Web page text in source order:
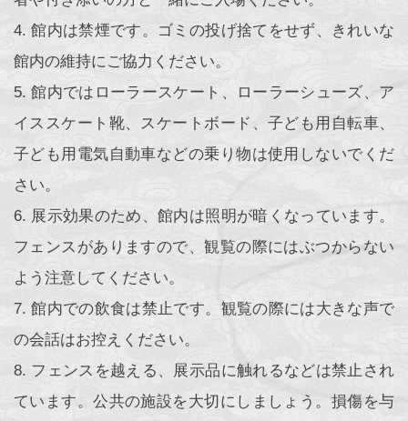
4. 館内は禁煙です。ゴミの投げ捨てをせず、きれいな
館内の維持にご協力ください。
5. 館内ではローラースケート、ローラーシューズ、ア
イススケート靴、スケートボード、子ども用自転車、
子ども用電気自動車などの乗り物は使用しないでくだ
さい。
6. 展示効果のため、館内は照明が暗くなっています。
フェンスがありますので、観覧の際にはぶつからない
よう注意してください。
7. 館内での飲食は禁止です。観覧の際には大きな声で
の会話はお控えください。
8. フェンスを越える、展示品に触れるなどは禁止され
ています。公共の施設を大切にしましょう。損傷を与